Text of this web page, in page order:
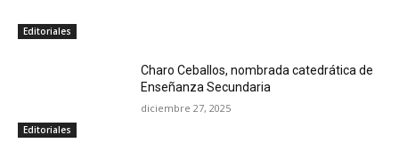
Editoriales
Editoriales
Charo Ceballos, nombrada catedrática de
Enseñanza Secundaria
diciembre 27, 2025